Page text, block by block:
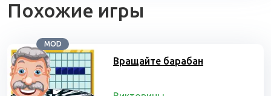
Похожие игры
MOD
Вращайте барабан